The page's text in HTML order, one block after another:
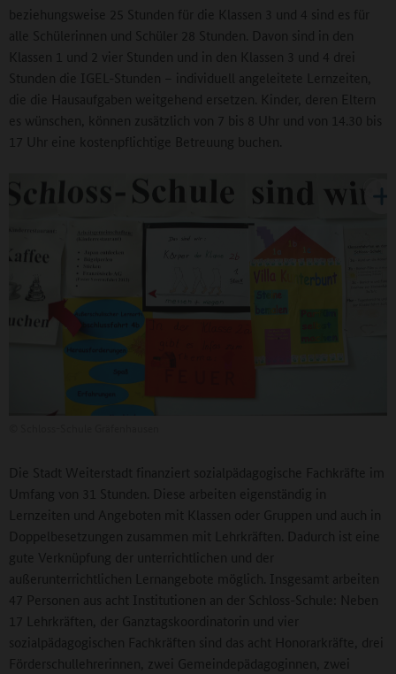
beziehungsweise 25 Stunden für die Klassen 3 und 4 sind es für
alle Schülerinnen und Schüler 28 Stunden. Davon sind in den
Klassen 1 und 2 vier Stunden und in den Klassen 3 und 4 drei
Stunden die IGEL-Stunden – individuell angeleitete Lernzeiten,
die die Hausaufgaben weitgehend ersetzen. Kinder, deren Eltern
es wünschen, können zusätzlich von 7 bis 8 Uhr und von 14.30 bis
17 Uhr eine kostenpflichtige Betreuung buchen.
Die Stadt Weiterstadt finanziert sozialpädagogische Fachkräfte im
Umfang von 31 Stunden. Diese arbeiten eigenständig in
Lernzeiten und Angeboten mit Klassen oder Gruppen und auch in
Doppelbesetzungen zusammen mit Lehrkräften. Dadurch ist eine
gute Verknüpfung der unterrichtlichen und der
außerunterrichtlichen Lernangebote möglich. Insgesamt arbeiten
47 Personen aus acht Institutionen an der Schloss-Schule: Neben
17 Lehrkräften, der Ganztagskoordinatorin und vier
sozialpädagogischen Fachkräften sind das acht Honorarkräfte, drei
Förderschullehrerinnen, zwei Gemeindepädagoginnen, zwei